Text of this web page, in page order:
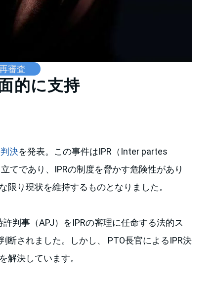
審査
的に支持
決を発表。この事件はIPR（Inter partes
てであり、IPRの制度を脅かす危険性があり
限り現状を維持するものとなりました。
判事（APJ）をIPRの審理に任命する法的ス
断されました。しかし、 PTO長官によるIPR決
解決しています。